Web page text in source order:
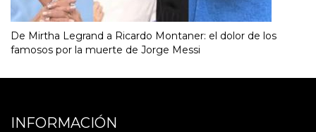
De Mirtha Legrand a Ricardo Montaner: el dolor de los
famosos por la muerte de Jorge Messi
INFORMACIÓN